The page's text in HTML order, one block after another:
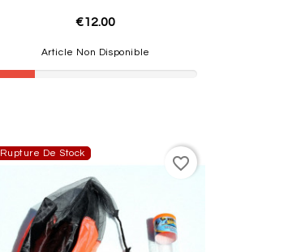
€12.00
Article Non Disponible
Rupture De Stock
favorite_border